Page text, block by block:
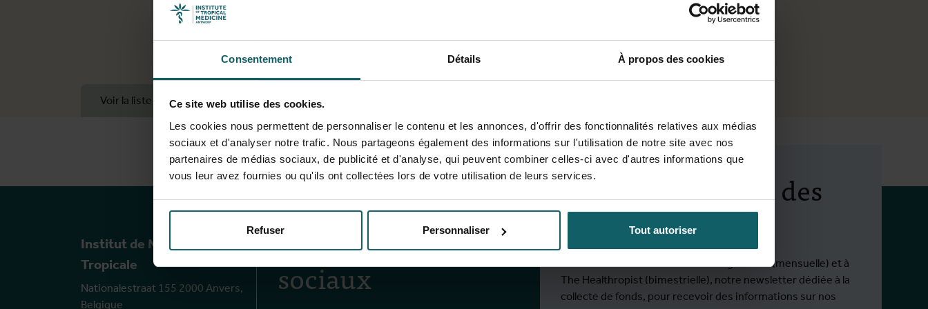
Consentement Détails À propos des cookies
Ce site web utilise des cookies.
Les cookies nous permettent de personnaliser le contenu et les annonces, d'offrir des fonctionnalités relatives aux médias
sociaux et d'analyser notre trafic. Nous partageons également des informations sur l'utilisation de notre site avec nos
partenaires de médias sociaux, de publicité et d'analyse, qui peuvent combiner celles-ci avec d'autres informations que
vous leur avez fournies ou qu'ils ont collectées lors de votre utilisation de leurs services.
Refuser Personnaliser Tout autoriser
Voir la liste complète des publications
Institut de Médecine
Tropicale
Nationalestraat 155 2000 Anvers,
Belgique
Nos réseaux
sociaux
Restez au courant des
activités de l'IMT
Inscrivez-vous à notre newsletter générale (mensuelle) et à
The Healthropist (bimestrielle), notre newsletter dédiée à la
collecte de fonds, pour recevoir des informations sur nos